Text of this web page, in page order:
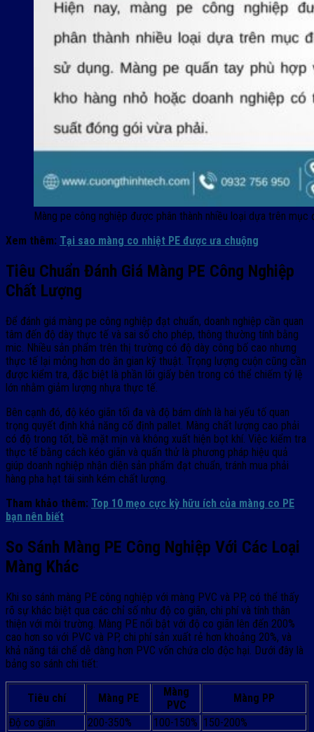
Màng pe công nghiệp được phân thành nhiều loại dựa trên mục
Xem thêm: Tại sao màng co nhiệt PE được ưa chuộng
Tiêu Chuẩn Đánh Giá Màng PE Công Nghiệp
Chất Lượng
Để đánh giá màng pe công nghiệp đạt chuẩn, doanh nghiệp cần quan
tâm đến độ dày thực tế và sai số cho phép, thông thường tính bằng
mic. Nhiều sản phẩm trên thị trường có độ dày công bố cao nhưng
thực tế lại mỏng hơn do ăn gian kỹ thuật. Trọng lượng cuộn cũng cần
được kiểm tra, đặc biệt là phần lõi giấy bên trong có thể chiếm tỷ lệ
lớn nhằm giảm lượng nhựa thực tế.
Bên cạnh đó, độ kéo giãn tối đa và độ bám dính là hai yếu tố quan
trọng quyết định khả năng cố định pallet. Màng chất lượng cao phải
có độ trong tốt, bề mặt mịn và không xuất hiện bọt khí. Việc kiểm tra
thực tế bằng cách kéo giãn và quấn thử là phương pháp hiệu quả
giúp doanh nghiệp nhận diện sản phẩm đạt chuẩn, tránh mua phải
hàng pha hạt tái sinh kém chất lượng.
Tham khảo thêm: Top 10 mẹo cực kỳ hữu ích của màng co PE
bạn nên biết
So Sánh Màng PE Công Nghiệp Với Các Loại
Màng Khác
Khi so sánh màng PE công nghiệp với màng PVC và PP, có thể thấy
rõ sự khác biệt qua các chỉ số như độ co giãn, chi phí và tính thân
thiện với môi trường. Màng PE nổi bật với độ co giãn lên đến 200%
cao hơn so với PVC và PP, chi phí sản xuất rẻ hơn khoảng 20%, và
khả năng tái chế dễ dàng hơn PVC vốn chứa clo độc hại. Dưới đây là
bảng so sánh chi tiết:
Tiêu chí Màng PE
Màng
PVC
Màng PP
Độ co giãn
200-350% 100-150% 150-200%